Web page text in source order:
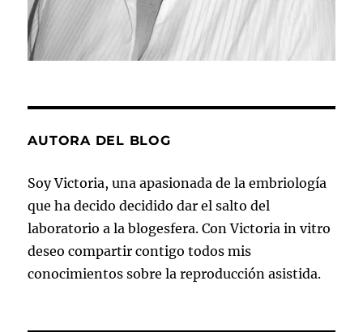
AUTORA DEL BLOG
Soy Victoria, una apasionada de la embriología
que ha decido decidido dar el salto del
laboratorio a la blogesfera. Con Victoria in vitro
deseo compartir contigo todos mis
conocimientos sobre la reproducción asistida.